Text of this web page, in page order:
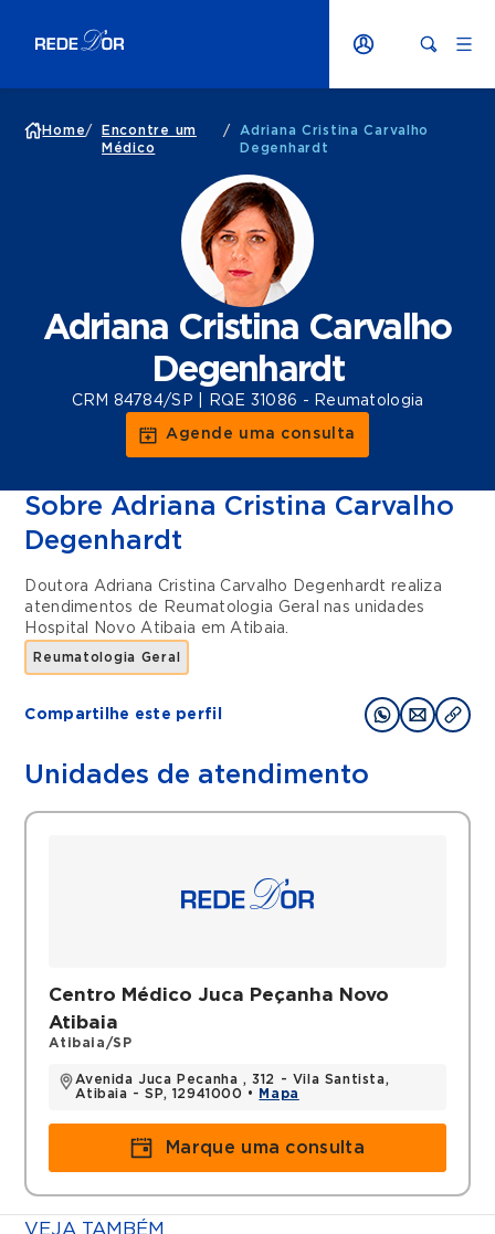
Home/
Encontre um
Médico
/
Adriana Cristina Carvalho
Degenhardt
Adriana Cristina Carvalho
Degenhardt
CRM 84784/SP | RQE 31086 - Reumatologia
Agende uma consulta
Sobre Adriana Cristina Carvalho
Degenhardt
Doutora Adriana Cristina Carvalho Degenhardt realiza
atendimentos de
Reumatologia Geral
nas unidades
Hospital Novo Atibaia emAtibaia.
Reumatologia Geral
Compartilhe este perfil
Unidades de atendimento
Centro Médico Juca Peçanha Novo
Atibaia
Atibaia/SP
Avenida Juca Pecanha , 312 - Vila Santista,
Atibaia - SP, 12941000 •
Mapa
Marque uma consulta
VEJA TAMBÉM